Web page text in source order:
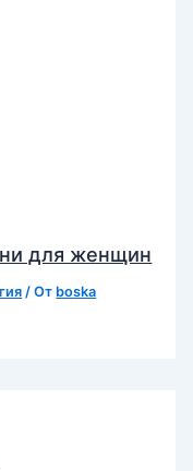
для женщин
/ От boska